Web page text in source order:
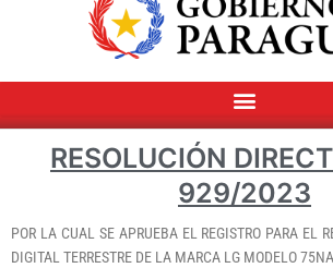
RESOLUCIÓN
929/2023
POR LA CUAL SE APRUEBA EL REGISTRO PARA EL
DIGITAL TERRESTRE DE LA MARCA LG MODELO